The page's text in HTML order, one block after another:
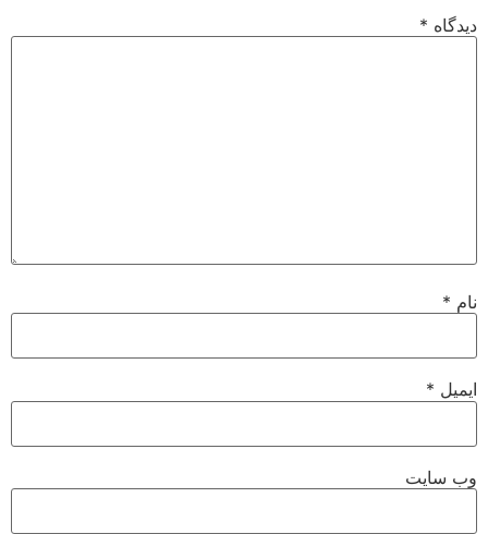
دیدگاه *
نام *
ایمیل *
وب‌ سایت